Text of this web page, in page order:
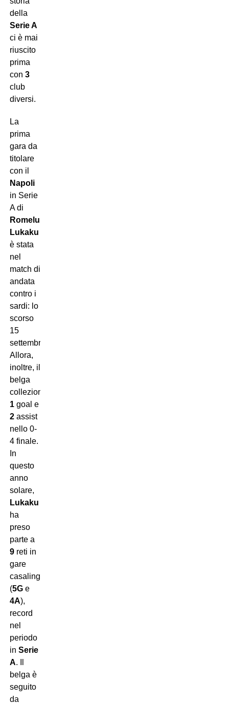
della
Serie A
ci è mai
riuscito
prima
con 3
club
diversi.
La
prima
gara da
titolare
con il
Napoli
in Serie
A di
Romelu
Lukaku
è stata
nel
match di
andata
contro i
sardi: lo
scorso
15
settembre.
Allora,
inoltre, il
belga
collezionò
1 goal e
2 assist
nello 0-
4 finale.
In
questo
anno
solare,
Lukaku
ha
preso
parte a
9 reti in
gare
casalinghe
(5G e
4A),
record
nel
periodo
in Serie
A. Il
belga è
seguito
da